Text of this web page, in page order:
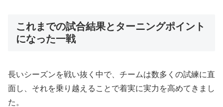
これまでの試合結果とターニングポイント
になった一戦
長いシーズンを戦い抜く中で、チームは数多くの試練に直
面し、それを乗り越えることで着実に実力を高めてきまし
た。